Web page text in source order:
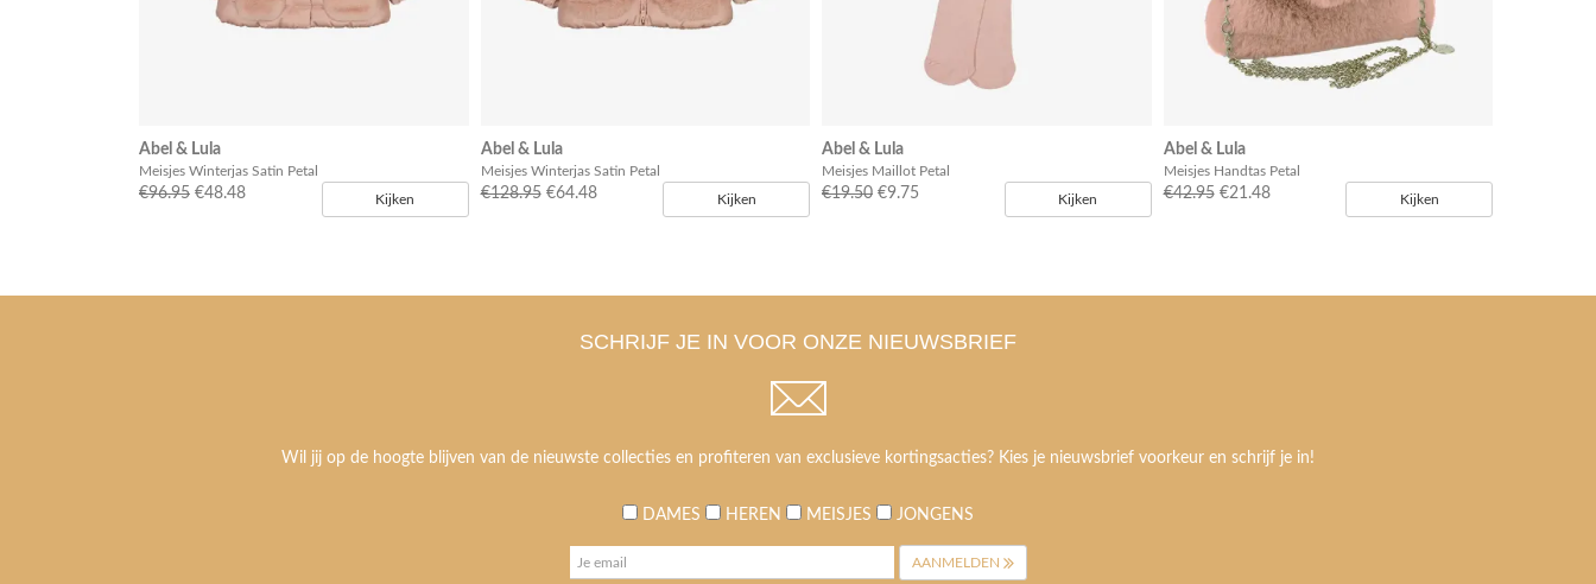
Abel & Lula
Meisjes Winterjas Satin Petal
€96.95 €48.48 Kijken
Abel & Lula
Meisjes Winterjas Satin Petal
€128.95€64.48 Kijken
Abel & Lula
Meisjes Maillot Petal
€19.50 €9.75 Kijken
Abel & Lula
Meisjes Handtas Petal
€42.95€21.48 Kijken
SCHRIJF JE IN VOOR ONZE NIEUWSBRIEF
Wil jij op de hoogte blijven van de nieuwste collecties en profiteren van exclusieve kortingsacties? Kies je nieuwsbrief voorkeur en schrijf je in!
DAMES HEREN MEISJES JONGENS
AANMELDEN